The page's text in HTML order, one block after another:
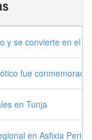
y se convierte en el
fue
en Tunja
en Asfixia